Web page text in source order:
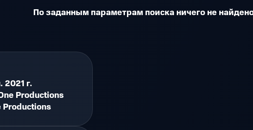
По заданным параметрам поиска ничего не
2021 г.
Productions
Productions